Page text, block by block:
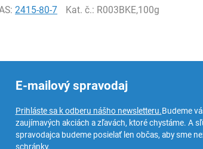
2415-80-7 Kat. č.: R003BKE,100g
E-mailový spravodaj
Prihláste sa k odberu nášho newsletteru.Budeme
zaujímavých akciách a zľavách, ktoré chystáme. A
spravodajca budeme posielať len občas, aby sme
schránky.